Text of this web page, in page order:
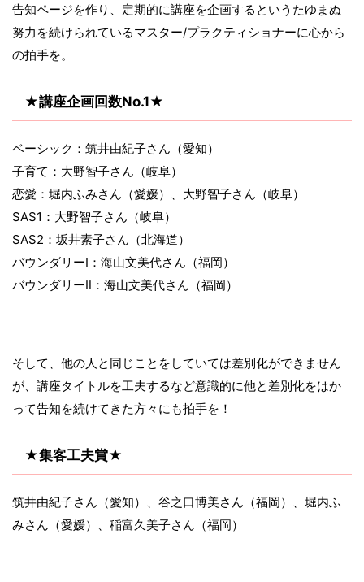
告知ページを作り、定期的に講座を企画するというたゆまぬ
努力を続けられているマスター/プラクティショナーに心から
の拍手を。
★講座企画回数No.1★
ベーシック：筑井由紀子さん（愛知）
子育て：大野智子さん（岐阜）
恋愛：堀内ふみさん（愛媛）、大野智子さん（岐阜）
SAS1：大野智子さん（岐阜）
SAS2：坂井素子さん（北海道）
バウンダリーⅠ：海山文美代さん（福岡）
バウンダリーⅡ：海山文美代さん（福岡）
そして、他の人と同じことをしていては差別化ができません
が、講座タイトルを工夫するなど意識的に他と差別化をはか
って告知を続けてきた方々にも拍手を！
★集客工夫賞★
筑井由紀子さん（愛知）、谷之口博美さん（福岡）、堀内ふ
みさん（愛媛）、稲富久美子さん（福岡）